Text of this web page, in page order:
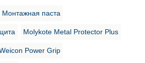
Монтажная паста
Molykote Metal Protector Plus
Power Grip